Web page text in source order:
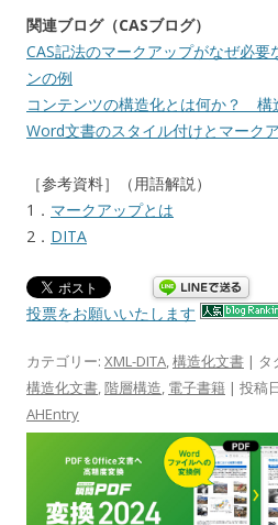
関連ブログ（CASブログ）
CAS記法のマークアップがなぜ必要
ンの例
コンテンツの構造化とは何か？
Word文書のスタイル付けとマーク
［参考資料］（用語解説）
1． マークアップとは
2． DITA
投票をお願いいたします
カテゴリー: XML-DITA,構造化文書 | タ
構造化文書,階層構造, 電子書籍 | 投稿
AHEntry